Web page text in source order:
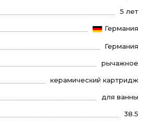
5 лет
Германия
Германия
рычажное
керамический картридж
для ванны
38.5